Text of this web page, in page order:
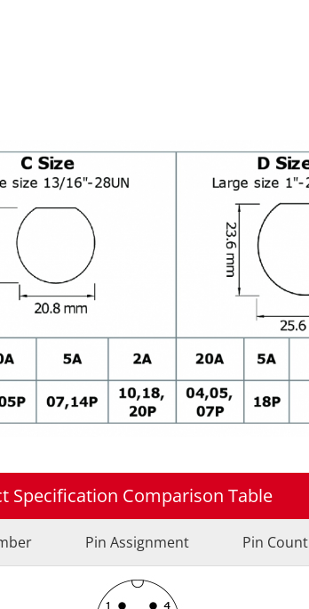
Specification Comparison Table
Pin Assignment Pin Count